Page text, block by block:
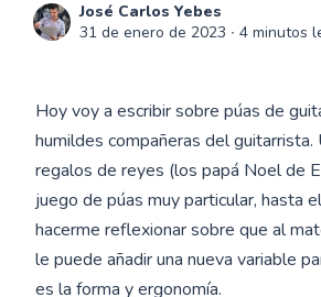
José Carlos Yebes
31 de enero de 2023 ∙ 4 minutos
Hoy voy a escribir sobre púas de
humildes compañeras del
regalos de reyes (los papá Noel de
juego de púas muy particular, hasta
hacerme reflexionar sobre que al
le puede añadir una nueva variable
es la forma y ergonomía.